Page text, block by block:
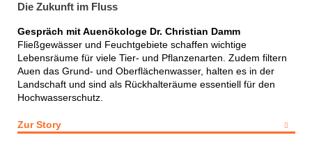
Die Zukunft im Fluss
Gespräch mit Auenökologe Dr. Christian Damm
Fließgewässer und Feuchtgebiete schaffen wichtige
Lebensräume für viele Tier- und Pflanzenarten. Zudem filtern
Auen das Grund- und Oberflächenwasser, halten es in der
Landschaft und sind als Rückhalteräume essentiell für den
Hochwasserschutz.
Zur Story